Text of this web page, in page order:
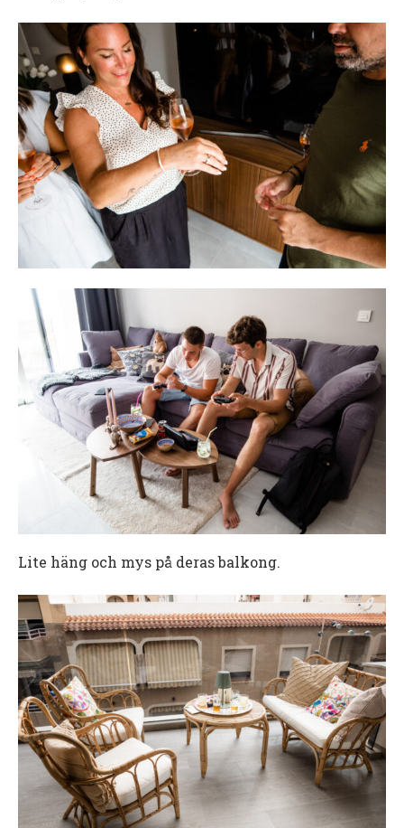
Lite häng och mys på deras balkong.